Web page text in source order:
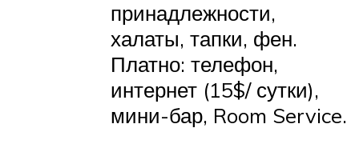
принадлежности,
халаты, тапки, фен.
Платно: телефон,
интернет (15$/ сутки),
мини-бар, Room Service.